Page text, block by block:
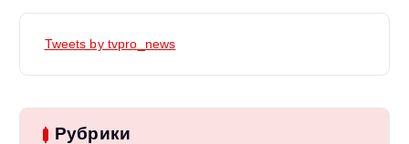
Tweets by tvpro_news
Рубрики